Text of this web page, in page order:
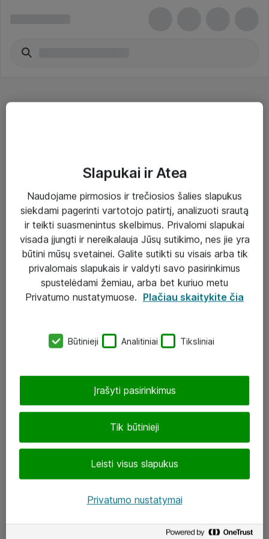
Sprendimai ir paslaugos
Paslaugos
Sprendimai
Įgyvendinti projektai
Atea ekspertų patarimai verslui
UAB „ATEA“
J. Rutkausko g. 6, Vilnius
Atea kontaktai
Aplankykite mus
Slapukai ir Atea
Naudojame pirmosios ir trečiosios šalies slapukus
siekdami pagerinti vartotojo patirtį, analizuoti srautą
ir teikti suasmenintus skelbimus. Privalomi slapukai
visada įjungti ir nereikalauja Jūsų sutikimo, nes jie yra
būtini mūsų svetainei. Galite sutikti su visais arba tik
privalomais slapukais ir valdyti savo pasirinkimus
spustelėdami žemiau, arba bet kuriuo metu
Privatumo nustatymuose. Plačiau skaitykite čia
Būtinieji Analitiniai Tiksliniai
Tik būtinieji
Leisti visus slapukus
Įrašyti pasirinkimus
Privatumo nustatymai